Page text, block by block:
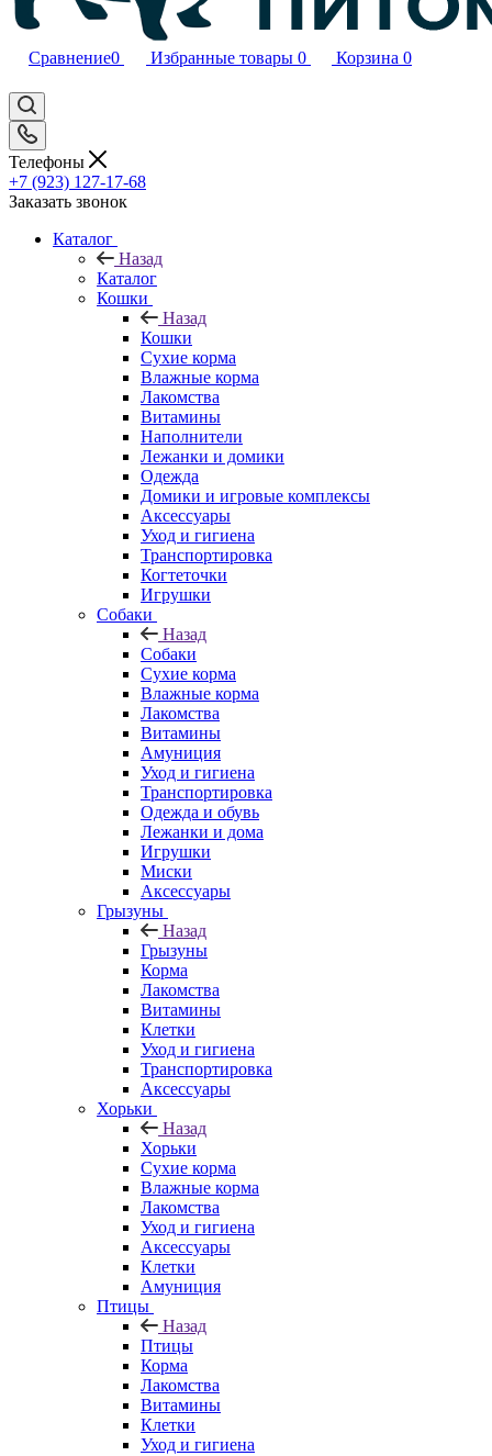
Сравнение0 Избранные товары 0 Корзина 0
Телефоны
+7 (923) 127-17-68
Заказать звонок
Каталог
Назад
Каталог
Кошки
Назад
Кошки
Сухие корма
Влажные корма
Лакомства
Витамины
Наполнители
Лежанки и домики
Одежда
Домики и игровые комплексы
Аксессуары
Уход и гигиена
Транспортировка
Когтеточки
Игрушки
Собаки
Назад
Собаки
Сухие корма
Влажные корма
Лакомства
Витамины
Амуниция
Уход и гигиена
Транспортировка
Одежда и обувь
Лежанки и дома
Игрушки
Миски
Аксессуары
Грызуны
Назад
Грызуны
Корма
Лакомства
Витамины
Клетки
Уход и гигиена
Транспортировка
Аксессуары
Хорьки
Назад
Хорьки
Сухие корма
Влажные корма
Лакомства
Уход и гигиена
Аксессуары
Клетки
Амуниция
Птицы
Назад
Птицы
Корма
Лакомства
Витамины
Клетки
Уход и гигиена